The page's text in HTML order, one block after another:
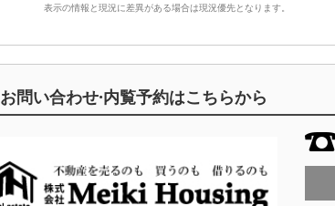
表示の情報と現況に差異がある場合は現況優先となります。
お問い合わせ·内覧予約はこちらから